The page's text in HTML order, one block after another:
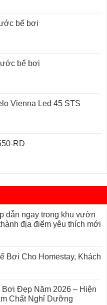
bể bơi
bể bơi
Vienna Led 45 STS
RD
dẫn ngay trong khu vườn
địa điểm yêu thích mới
Bơi Cho Homestay, Khách
Đẹp Năm 2026 – Hiện
Chất Nghỉ Dưỡng